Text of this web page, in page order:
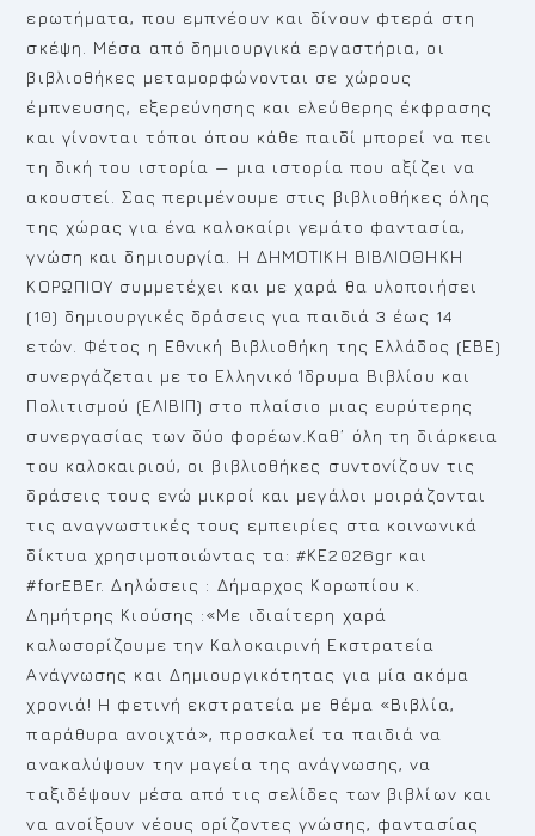
ερωτήματα, που εμπνέουν και δίνουν φτερά στη
σκέψη. Μέσα από δημιουργικά εργαστήρια, οι
βιβλιοθήκες μεταμορφώνονται σε χώρους
έμπνευσης, εξερεύνησης και ελεύθερης έκφρασης
και γίνονται τόποι όπου κάθε παιδί μπορεί να πει
τη δική του ιστορία — μια ιστορία που αξίζει να
ακουστεί. Σας περιμένουμε στις βιβλιοθήκες όλης
της χώρας για ένα καλοκαίρι γεμάτο φαντασία,
γνώση και δημιουργία. Η ΔΗΜΟΤΙΚΗ ΒΙΒΛΙΟΘΗΚΗ
ΚΟΡΩΠΙΟΥ συμμετέχει και με χαρά θα υλοποιήσει
(10) δημιουργικές δράσεις για παιδιά 3 έως 14
ετών. Φέτος η Εθνική Βιβλιοθήκη της Ελλάδος (ΕΒΕ)
συνεργάζεται με το Ελληνικό Ίδρυμα Βιβλίου και
Πολιτισμού (ΕΛΙΒΙΠ) στο πλαίσιο μιας ευρύτερης
συνεργασίας των δύο φορέων.Καθ’ όλη τη διάρκεια
του καλοκαιριού, οι βιβλιοθήκες συντονίζουν τις
δράσεις τους ενώ μικροί και μεγάλοι μοιράζονται
τις αναγνωστικές τους εμπειρίες στα κοινωνικά
δίκτυα χρησιμοποιώντας τα: #ΚΕ2026gr και
#forEBEr. Δηλώσεις : Δήμαρχος Κορωπίου κ.
Δημήτρης Κιούσης :«Με ιδιαίτερη χαρά
καλωσορίζουμε την Καλοκαιρινή Εκστρατεία
Ανάγνωσης και Δημιουργικότητας για μία ακόμα
χρονιά! Η φετινή εκστρατεία με θέμα «Βιβλία,
παράθυρα ανοιχτά», προσκαλεί τα παιδιά να
ανακαλύψουν την μαγεία της ανάγνωσης, να
ταξιδέψουν μέσα από τις σελίδες των βιβλίων και
να ανοίξουν νέους ορίζοντες γνώσης, φαντασίας